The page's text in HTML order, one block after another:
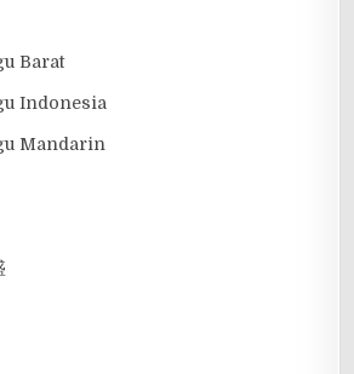
Barat
Indonesia
Mandarin